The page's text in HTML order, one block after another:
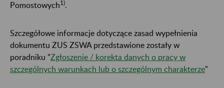
Pomostowych1)
Szczegółowe informacje dotyczące zasad wypełnienia
dokumentu ZUS ZSWA przedstawione zostały w
poradniku "Zgłoszenie / korekta danych o pracy w
szczególnych warunkach lub o szczególnym charakterze"